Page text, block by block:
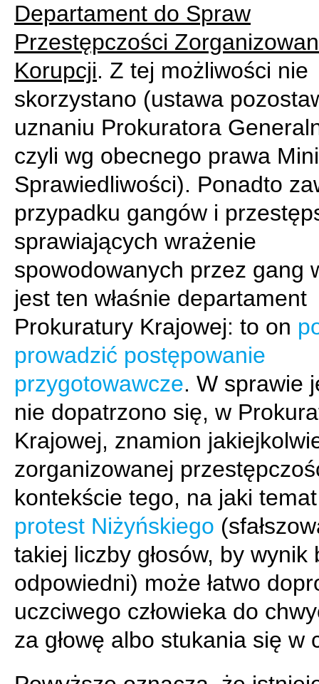
Departament do Spraw
Przestępczości
Korupcji. Z tej możliwości nie
skorzystano (ustawa
uznaniu Prokuratora
czyli wg obecnego prawa
Sprawiedliwości). Ponadto
przypadku gangów i
sprawiających wrażenie
spowodowanych przez gang
jest ten właśnie departament
Prokuratury Krajowej: to on
prowadzić postępowanie
przygotowawcze. W sprawie
nie dopatrzono się, w
Krajowej, znamion
zorganizowanej
kontekście tego, na jaki temat
protest Niżyńskiego
takiej liczby głosów, by wynik
odpowiedni) może łatwo
uczciwego człowieka do
za głowę albo stukania się w